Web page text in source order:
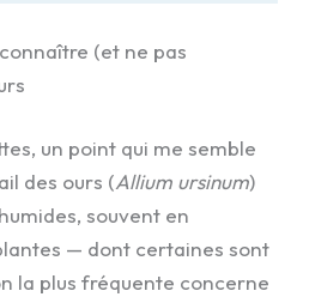
(et ne pas
un point qui me semble
des ours (Allium ursinum)
souvent en
— dont certaines sont
la plus fréquente concerne